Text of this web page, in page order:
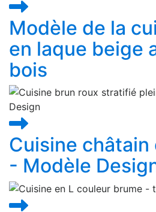
Modèle de la
en laque beige
bois
Cuisine
- Modèle